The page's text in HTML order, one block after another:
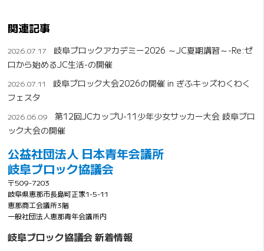
関連記事
2026.07.17
岐阜ブロックアカデミー2026 ～JC夏期講習～-Re:ゼ
ロから始めるJC生活-の開催
2026.07.11
岐阜ブロック大会2026の開催 in ぎふキッズわくわく
フェスタ
2026.06.09
第12回JCカップU-11少年少女サッカー大会 岐阜ブロ
ック大会の開催
公益社団法人 日本青年会議所
岐阜ブロック協議会
〒509-7203
岐阜県恵那市長島町正家1-5-11
恵那商工会議所3階
一般社団法人恵那青年会議所内
岐阜ブロック協議会 新着情報